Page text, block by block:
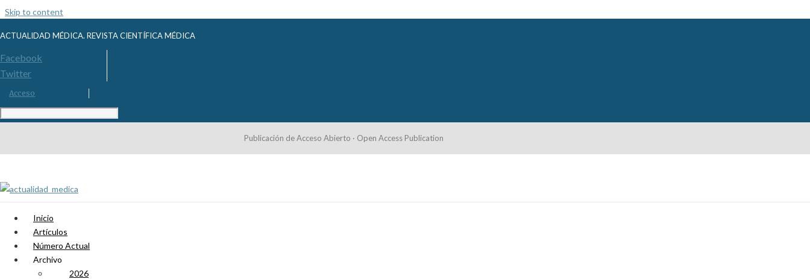
Skip to content
ACTUALIDAD MÉDICA. REVISTA CIENTÍFICA MÉDICA
Facebook
Twitter
Acceso
Publicación de Acceso Abierto · Open Access Publication
Inicio
Artículos
Número Actual
Archivo
2026